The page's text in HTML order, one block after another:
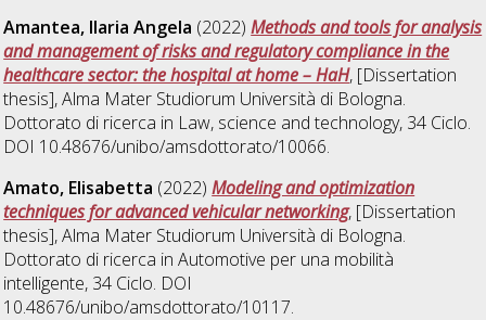
Amantea, Ilaria Angela (2022)Methods and tools for analysis
and management of risks and regulatory compliance in the
healthcare sector: the hospital at home – HaH, [Dissertation
thesis], Alma Mater Studiorum Università di Bologna.
Dottorato di ricerca in Law, science and technology, 34 Ciclo.
DOI 10.48676/unibo/amsdottorato/10066.
Amato, Elisabetta (2022)Modeling and optimization
techniques for advanced vehicular networking, [Dissertation
thesis], Alma Mater Studiorum Università di Bologna.
Dottorato di ricerca inAutomotive per una mobilità
intelligente, 34 Ciclo. DOI
10.48676/unibo/amsdottorato/10117.